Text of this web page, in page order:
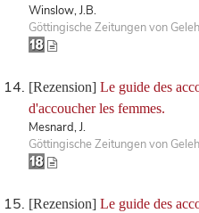
Winslow, J.B.
Göttingische Zeitungen von
[Rezension] Le guide des
d'accoucher les femmes.
Mesnard, J.
Göttingische Zeitungen von
[Rezension] Le guide des